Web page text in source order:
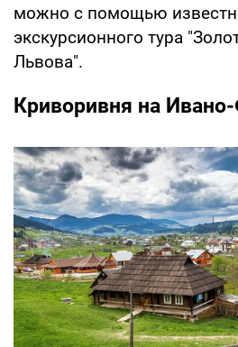
можно с помощью
экскурсионного тура
Львова".
Криворивня на